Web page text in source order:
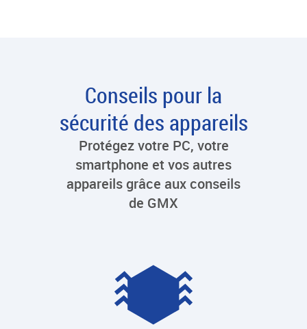
Conseils pour la
sécurité des appareils
Protégez votre PC, votre
smartphone et vos autres
appareils grâce aux conseils
de GMX